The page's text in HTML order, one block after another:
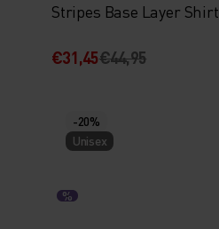
Stripes Base Layer Shirt
€31,45€44,95
-20%
Unisex
%